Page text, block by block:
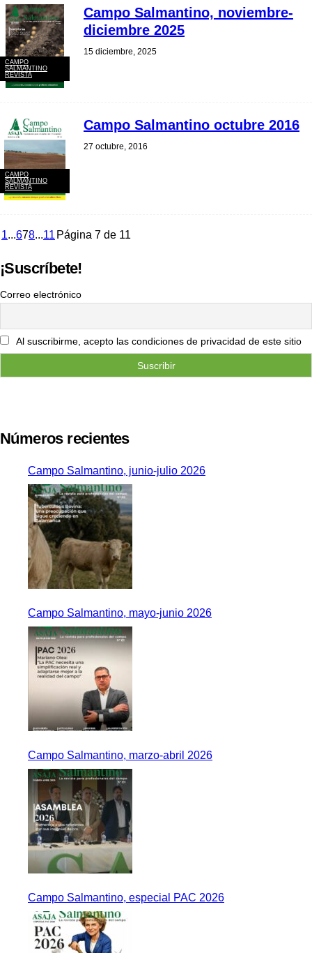
CAMPO
SALMANTINO
REVISTA
Campo Salmantino, noviembre-
diciembre 2025
15 diciembre, 2025
CAMPO
SALMANTINO
REVISTA
Campo Salmantino octubre 2016
27 octubre, 2016
1...678...11 Página 7 de 11
¡Suscríbete!
Correo electrónico
Al suscribirme, acepto las condiciones de privacidad de este sitio
Números recientes
Campo Salmantino, junio-julio 2026
Campo Salmantino, mayo-junio 2026
Campo Salmantino, marzo-abril 2026
Campo Salmantino, especial PAC 2026